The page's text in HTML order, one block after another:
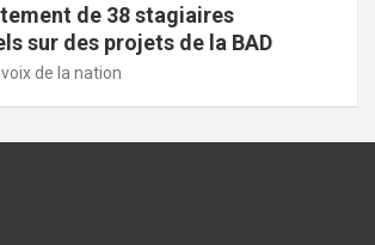
de 38 stagiaires
sur des projets de la BAD
voix de la nation